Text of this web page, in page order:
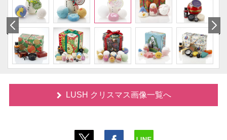
LUSH クリスマス画像一覧へ